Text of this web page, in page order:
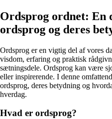
Ordsprog ordnet: En
ordsprog og deres
Ordsprog er en vigtig del af vores
visdom, erfaring og praktisk
sætningsdele. Ordsprog kan være
eller inspirerende. I denne
ordsprog, deres betydning og
hverdag.
Hvad er ordsprog?